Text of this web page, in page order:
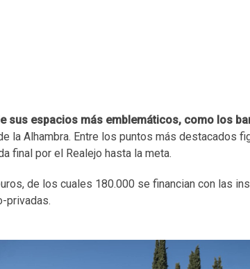
sus espacios más emblemáticos, como los
la Alhambra. Entre los puntos más destacados
final por el Realejo hasta la meta.
de los cuales 180.000 se financian con las
privadas.